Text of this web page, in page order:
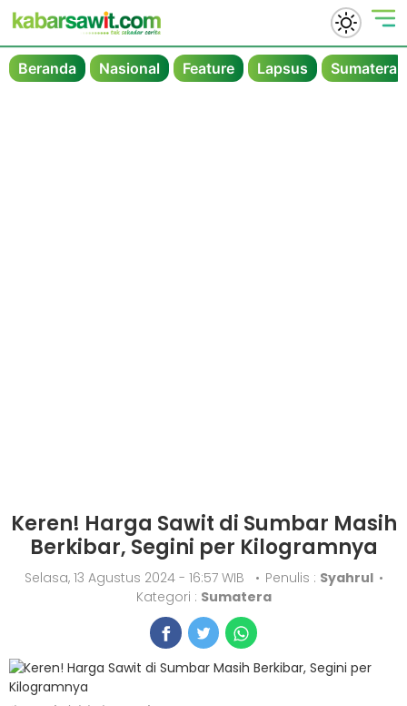
Beranda Nasional Feature Lapsus Sumatera
Keren! Harga Sawit di Sumbar Masih
Berkibar, Segini per Kilogramnya
Selasa, 13 Agustus 2024 - 16:57 WIB • Penulis : Syahrul •
Kategori : Sumatera